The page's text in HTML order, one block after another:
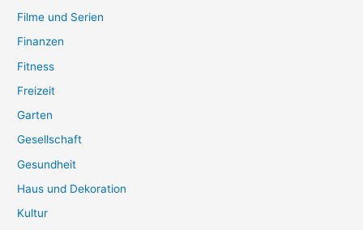
Filme und Serien
Finanzen
Fitness
Freizeit
Garten
Gesellschaft
Gesundheit
Haus und Dekoration
Kultur